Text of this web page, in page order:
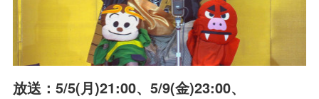
放送：5/5(月)21:00、5/9(金)23:00、